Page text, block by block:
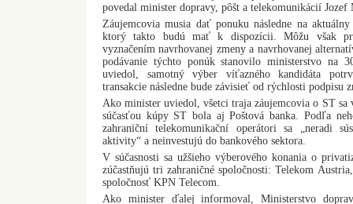
povedal minister dopravy, pôšt a telekomunikácií Jozef
Záujemcovia musia dať ponuku následne na
ktorý takto budú mať k dispozícii. Môžu však
vyznačením navrhovanej zmeny a navrhovanej
podávanie týchto ponúk stanovilo ministerstvo na
uviedol, samotný výber víťazného kandidáta
transakcie následne bude závisieť od rýchlosti podpisu
Ako minister uviedol, všetci traja záujemcovia o ST
súčasťou kúpy ST bola aj Poštová banka. Podľa
zahraniční telekomunikační operátori sa „neradi
aktivity“ a neinvestujú do bankového sektora.
V súčasnosti sa užšieho výberového konania o
zúčastňujú tri zahraničné spoločnosti: Telekom
spoločnosť KPN Telecom.
Ako minister ďalej informoval, Ministerstvo